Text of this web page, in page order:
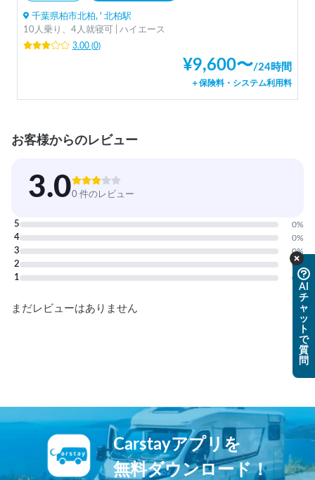
千葉県柏市北柏, ' 北柏駅
10人乗り、4人就寝可 | ハイエース
3.00(0)
¥9,600〜/24時間
＋保険料・システム利用料
お客様からのレビュー
3.00 件のレビュー
5 0%
4 0%
3 0%
2 0%
1 0 %
まだレビューはありません
AI
チ
ャ
ッ
ト
で
質
問
Carstayアプリを
無料ダウンロード！